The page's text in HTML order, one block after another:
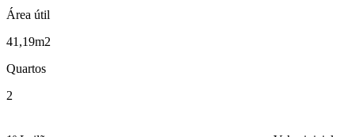
Área útil
41,19m2
Quartos
2